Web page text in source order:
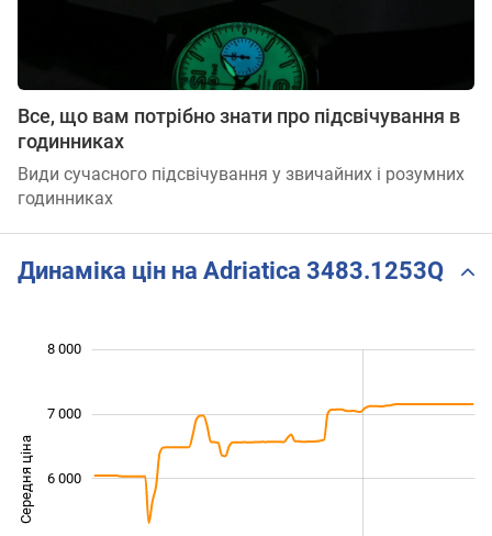
Все, що вам потрібно знати про підсвічування в
годинниках
Види сучасного підсвічування у звичайних і розумних
годинниках
Динаміка цін на Adriatica 3483.1253Q
Середня ціна 4 000
6 000
7 000
8 000